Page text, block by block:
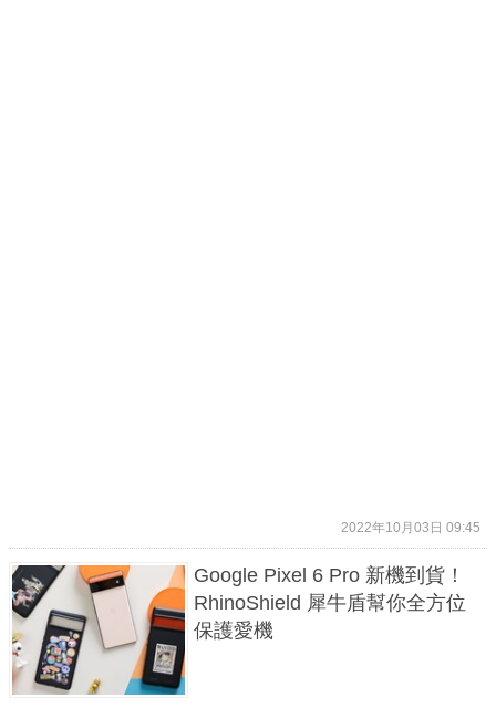
2022年10月03日 09:45
Google Pixel 6 Pro 新機到貨！
RhinoShield 犀牛盾幫你全方位
保護愛機